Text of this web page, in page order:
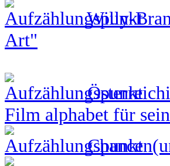
Willy-
Art"
Film alphabet für